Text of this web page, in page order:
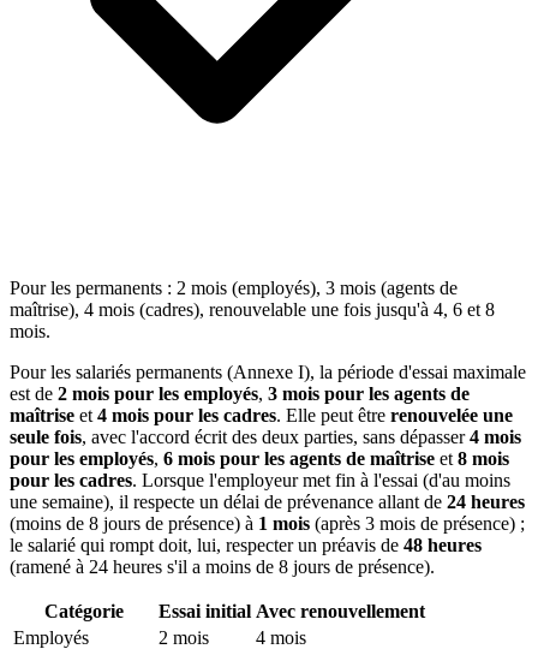
Pour les permanents : 2 mois (employés), 3 mois (agents de
maîtrise), 4 mois (cadres), renouvelable une fois jusqu'à 4, 6 et 8
mois.
Pour les salariés permanents (Annexe I), la période d'essai maximale
est de 2 mois pour les employés, 3 mois pour les agents de
maîtrise et 4 mois pour les cadres. Elle peut être renouvelée une
seule fois, avec l'accord écrit des deux parties, sans dépasser4 mois
pour les employés, 6 mois pour les agents de maîtrise et 8 mois
pour les cadres. Lorsque l'employeur met fin à l'essai (d'au moins
une semaine), il respecte un délai de prévenance allant de 24 heures
(moins de 8 jours de présence) à 1 mois (après 3 mois de présence) ;
le salarié qui rompt doit, lui, respecter un préavis de 48 heures
(ramené à 24 heures s'il a moins de 8 jours de présence).
Catégorie Essai initial Avec renouvellement
Employés
2 mois
4 mois